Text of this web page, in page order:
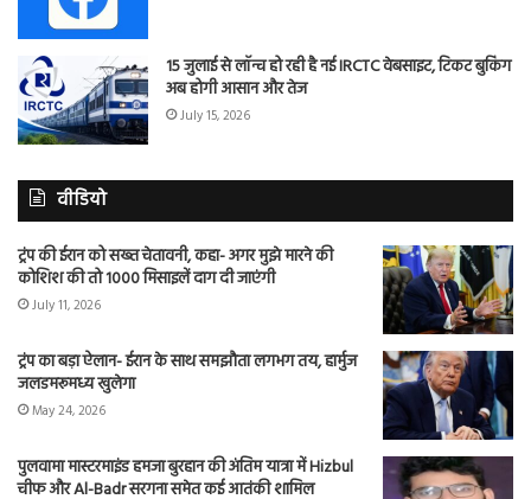
15 जुलाई से लॉन्च हो रही है नई IRCTC वेबसाइट, टिकट बुकिंग
अब होगी आसान और तेज
July 15, 2026
वीडियो
ट्रंप की ईरान को सख्त चेतावनी, कहा- अगर मुझे मारने की
कोशिश की तो 1000 मिसाइलें दाग दी जाएंगी
July 11, 2026
ट्रंप का बड़ा ऐलान- ईरान के साथ समझौता लगभग तय, हार्मुज
जलडमरूमध्य खुलेगा
May 24, 2026
पुलवामा मास्टरमाइंड हमजा बुरहान की अंतिम यात्रा में Hizbul
चीफ और Al-Badr सरगना समेत कई आतंकी शामिल